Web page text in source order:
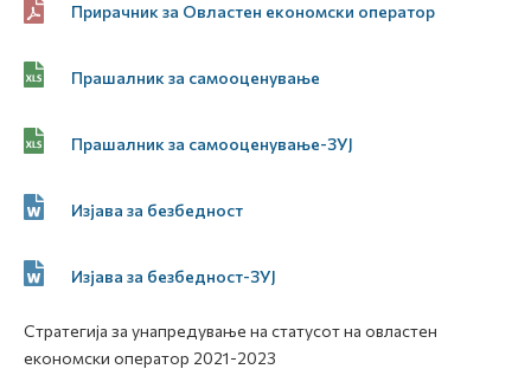
Прирачник за Овластен економски оператор
Прашалник за самооценување
Прашалник за самооценување-ЗУЈ
Изјава за безбедност
Изјава за безбедност-ЗУЈ
Стратегија за унапредување на статусот на овластен
економски оператор 2021-2023